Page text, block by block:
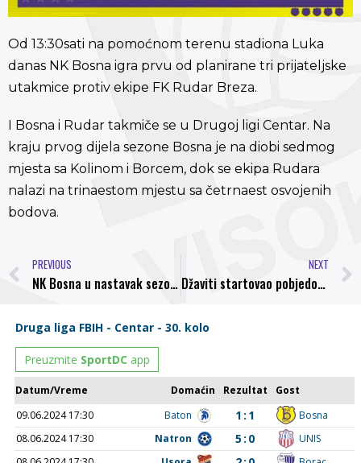
Od 13:30sati na pomoćnom terenu stadiona Luka
danas NK Bosna igra prvu od planirane tri prijateljske
utakmice protiv ekipe FK Rudar Breza.
I Bosna i Rudar takmiče se u Drugoj ligi Centar. Na
kraju prvog dijela sezone Bosna je na diobi sedmog
mjesta sa Kolinom i Borcem, dok se ekipa Rudara
nalazi na trinaestom mjestu sa četrnaest osvojenih
bodova.
PREVIOUS
NK Bosna u nastavak sezone ulazi sa šest pojačanja
NEXT
Džaviti startovao pobjedom: NK Bosna – FK Rudar Breza 4:3